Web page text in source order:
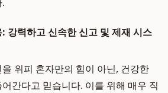
강력하고 신속한 신고 및 제재 시스
위피 혼자만의 힘이 아닌, 건강한
간다고 믿습니다. 이를 위해 매우 직